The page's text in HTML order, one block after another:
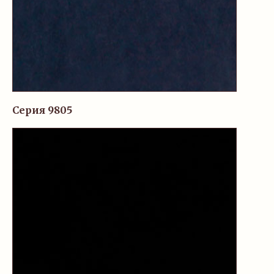
Серия 9805